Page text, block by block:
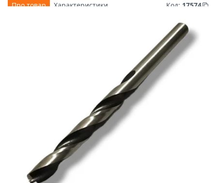
Про товар Характеристики Код: 17574